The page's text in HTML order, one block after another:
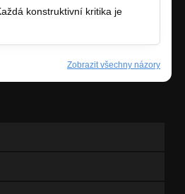
konstruktivní kritika je
Zobrazit všechny názory